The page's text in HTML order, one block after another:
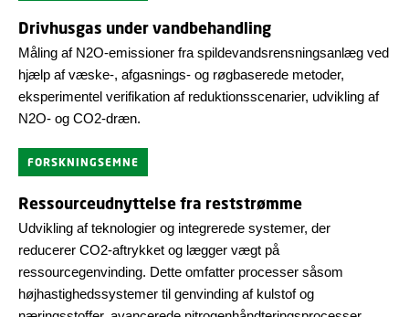
Drivhusgas under vandbehandling
Måling af N2O-emissioner fra spildevandsrensningsanlæg ved
hjælp af væske-, afgasnings- og røgbaserede metoder,
eksperimentel verifikation af reduktionsscenarier, udvikling af
N2O- og CO2-dræn.
FORSKNINGSEMNE
Ressourceudnyttelse fra reststrømme
Udvikling af teknologier og integrerede systemer, der
reducerer CO2-aftrykket og lægger vægt på
ressourcegenvinding. Dette omfatter processer såsom
højhastighedssystemer til genvinding af kulstof og